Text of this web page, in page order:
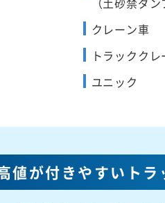
クレーン車
トラッククレ
ユニック
値が付きやすいトラ